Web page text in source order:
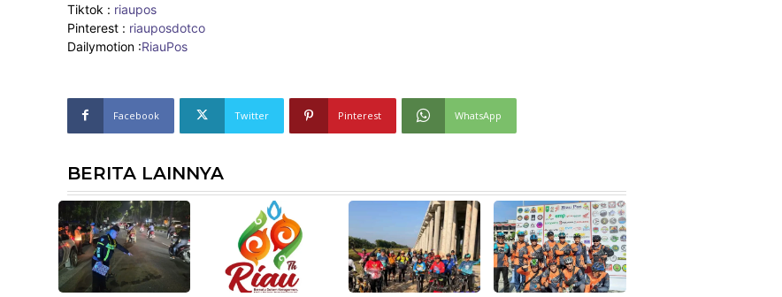
Tiktok : riaupos
Pinterest : riauposdotco
Dailymotion :RiauPos
Facebook Twitter Pinterest WhatsApp
BERITA LAINNYA